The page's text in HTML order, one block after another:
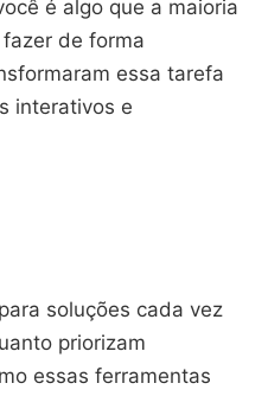
é algo que a maioria
de forma
essa tarefa
interativos e
soluções cada vez
priorizam
essas ferramentas